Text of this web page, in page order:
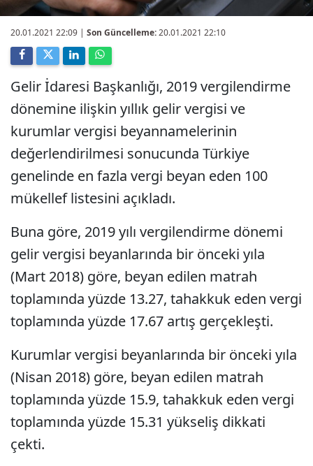
20.01.2021 22:09 | Son Güncelleme:20.01.2021 22:10
Gelir İdaresi Başkanlığı, 2019 vergilendirme
dönemine ilişkin yıllık gelir vergisi ve
kurumlar vergisi beyannamelerinin
değerlendirilmesi sonucunda Türkiye
genelinde en fazla vergi beyan eden 100
mükellef listesini açıkladı.
Buna göre, 2019 yılı vergilendirme dönemi
gelir vergisi beyanlarında bir önceki yıla
(Mart 2018) göre, beyan edilen matrah
toplamında yüzde 13.27, tahakkuk eden vergi
toplamında yüzde 17.67 artış gerçekleşti.
Kurumlar vergisi beyanlarında bir önceki yıla
(Nisan 2018) göre, beyan edilen matrah
toplamında yüzde 15.9, tahakkuk eden vergi
toplamında yüzde 15.31 yükseliş dikkati
çekti.